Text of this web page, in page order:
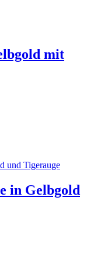
mit
in Gelbgold